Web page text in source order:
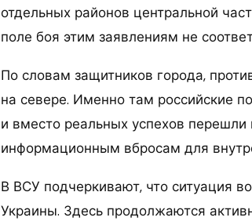
отдельных районов центральной
поле боя этим заявлениям не
По словам защитников города,
на севере. Именно там российские
и вместо реальных успехов
информационным вбросам для
В ВСУ подчеркивают, что ситуация
Украины. Здесь продолжаются